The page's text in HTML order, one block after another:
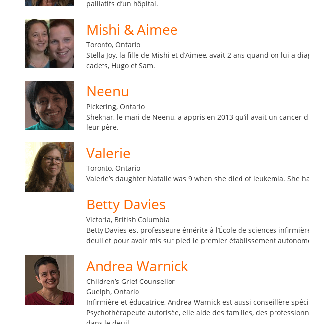
palliatifs d’un hôpital.
Mishi & Aimee
Toronto, Ontario
Stella Joy, la fille de Mishi et d’Aimee, avait 2 ans quand on lui a
cadets, Hugo et Sam.
Neenu
Pickering, Ontario
Shekhar, le mari de Neenu, a appris en 2013 qu’il avait un
leur père.
Valerie
Toronto, Ontario
Valerie’s daughter Natalie was 9 when she died of leukemia. She
Betty Davies
Victoria, British Columbia
Betty Davies est professeure émérite à l’École de sciences
deuil et pour avoir mis sur pied le premier établissement
Andrea Warnick
Children’s Grief Counsellor
Guelph, Ontario
Infirmière et éducatrice, Andrea Warnick est aussi conseillère
Psychothérapeute autorisée, elle aide des familles, des